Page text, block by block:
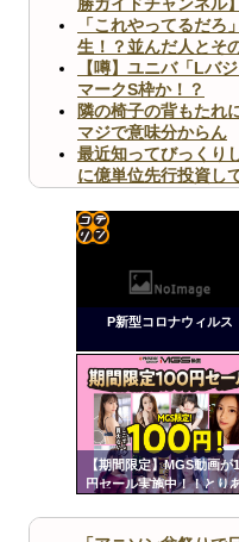
「これやってるだ
生！？並んだ人とそ
【噂】ユニバ「Lバ
マークS枠か！？
隣の椅子の背もたれ
マジで意味分からん
最近知ってびっくり
に億単位先行投資し
ますｗ」←これどうす
【閲覧注意】俺が近
【画像】ペプシコー
な新商品を発売
Powered by livedoor 相互
P新型コロナウィルス
【期間限定】MGS動画が
円セール実施中！！とり
ンク
自動
更新
ツー